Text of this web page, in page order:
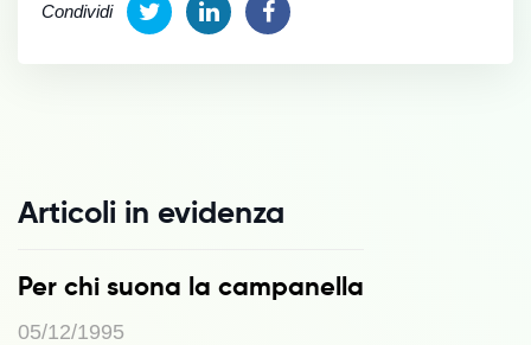
Condividi
Articoli in evidenza
Per chi suona la campanella
05/12/1995